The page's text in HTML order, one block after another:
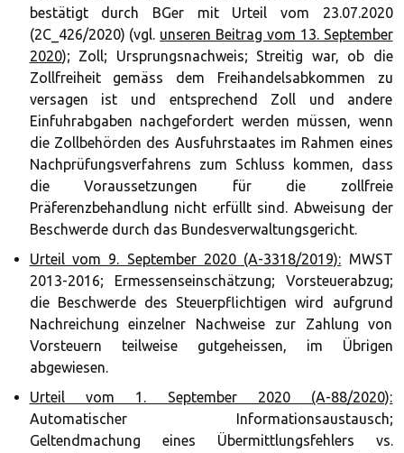
bestätigt durch BGer mit Urteil vom 23.07.2020
(2C_426/2020) (vgl. unseren Beitrag vom 13. September
2020); Zoll; Ursprungsnachweis; Streitig war, ob die
Zollfreiheit gemäss dem Freihandelsabkommen zu
versagen ist und entsprechend Zoll und andere
Einfuhrabgaben nachgefordert werden müssen, wenn
die Zollbehörden des Ausfuhrstaates im Rahmen eines
Nachprüfungsverfahrens zum Schluss kommen, dass
die Voraussetzungen für die zollfreie
Präferenzbehandlung nicht erfüllt sind. Abweisung der
Beschwerde durch das Bundesverwaltungsgericht.
Urteil vom 9. September 2020 (A-3318/2019): MWST
2013-2016; Ermessenseinschätzung; Vorsteuerabzug;
die Beschwerde des Steuerpflichtigen wird aufgrund
Nachreichung einzelner Nachweise zur Zahlung von
Vorsteuern teilweise gutgeheissen, im Übrigen
abgewiesen.
Urteil vom 1. September 2020 (A-88/2020):
Automatischer Informationsaustausch;
Geltendmachung eines Übermittlungsfehlers vs.